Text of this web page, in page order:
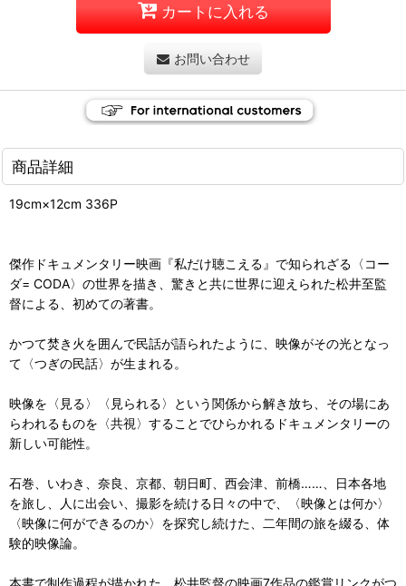
カートに入れる
お問い合わせ
商品詳細
19cm×12cm 336P
傑作ドキュメンタリー映画『私だけ聴こえる』で知られざる〈コー
ダ= CODA〉の世界を描き、驚きと共に世界に迎えられた松井至監
督による、初めての著書。
かつて焚き火を囲んで民話が語られたように、映像がその光となっ
て〈つぎの民話〉が生まれる。
映像を〈見る〉〈見られる〉という関係から解き放ち、その場にあ
らわれるものを〈共視〉することでひらかれるドキュメンタリーの
新しい可能性。
石巻、いわき、奈良、京都、朝日町、西会津、前橋……、日本各地
を旅し、人に出会い、撮影を続ける日々の中で、〈映像とは何か〉
〈映像に何ができるのか〉を探究し続けた、二年間の旅を綴る、体
験的映像論。
本書で制作過程が描かれた、松井監督の映画7作品の鑑賞リンクがつ